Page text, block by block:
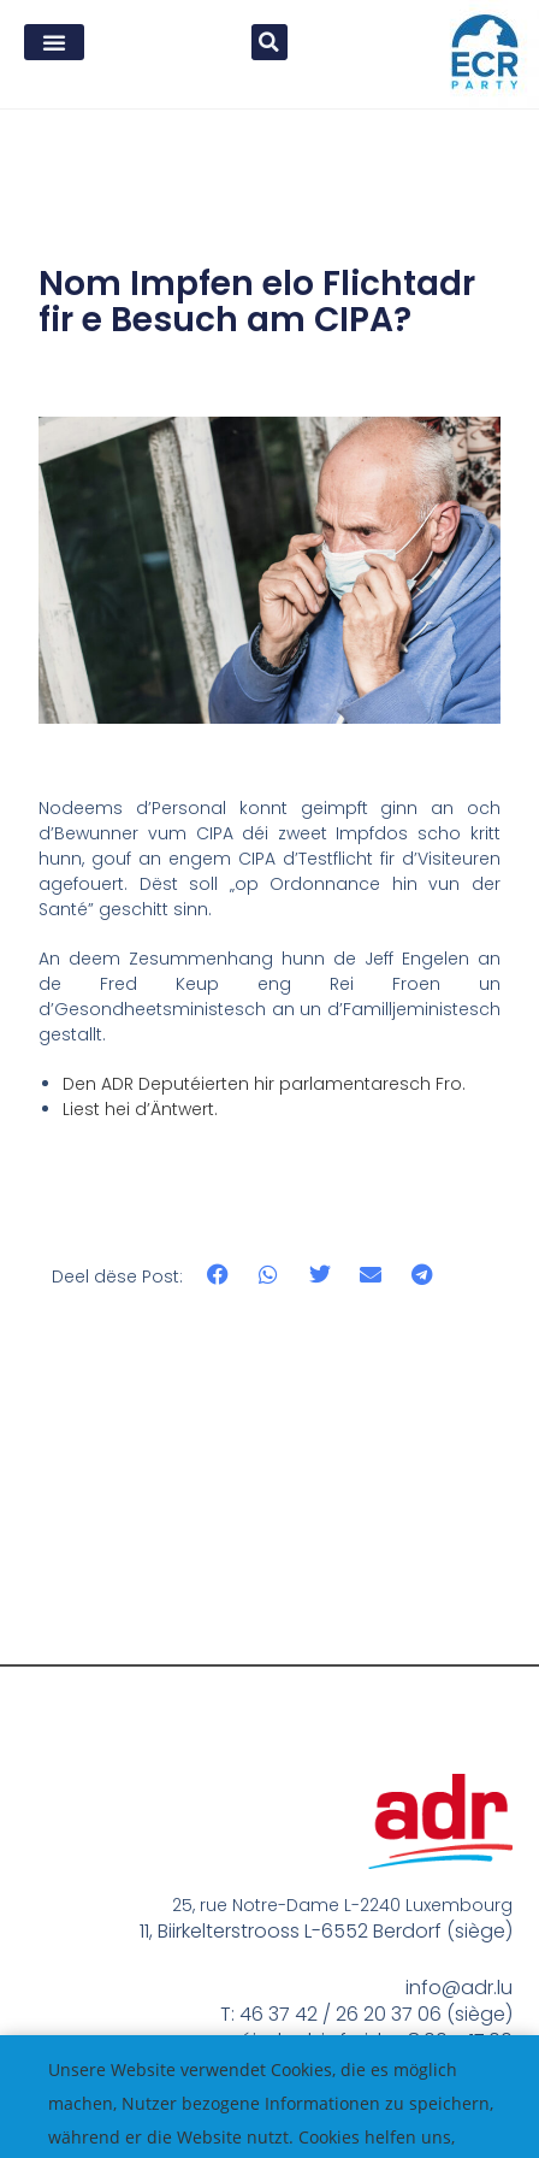
Nom Impfen elo Flichtadr
fir e Besuch am CIPA?
Nodeems d’Personal konnt geimpft ginn an och
d’Bewunner vum CIPA déi zweet Impfdos scho kritt
hunn, gouf an engem CIPA d’Testflicht fir d’Visiteuren
agefouert. Dëst soll „op Ordonnance hin vun der
Santé” geschitt sinn.
An deem Zesummenhang hunn de Jeff Engelen an
de Fred Keup eng Rei Froen un
d’Gesondheetsministesch an un d’Familljeministesch
gestallt.
Den ADR Deputéierten hir parlamentaresch Fro.
Liest hei d’Äntwert.
Deel dëse Post:
25, rue Notre-Dame L-2240 Luxembourg
11, Biirkelterstrooss L-6552 Berdorf (siège)
info@adr.lu
T: 46 37 42 / 26 20 37 06 (siège)
méindes bis freides 8:00 – 17:00
Unsere Website verwendet Cookies, die es möglich
machen, Nutzer bezogene Informationen zu speichern,
während er die Website nutzt. Cookies helfen uns,